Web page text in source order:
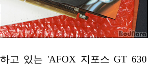
고 있는 'AFOX 지포스 GT 630